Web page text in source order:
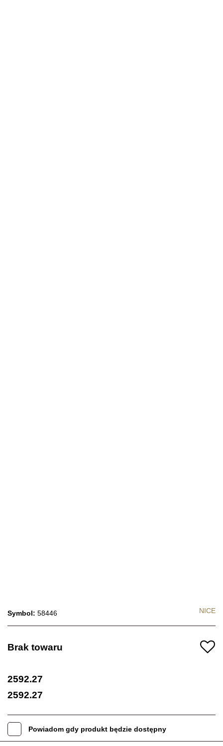
Symbol: 58446 NICE
Brak towaru
2592.27
2592.27
Powiadom gdy produkt będzie dostępny